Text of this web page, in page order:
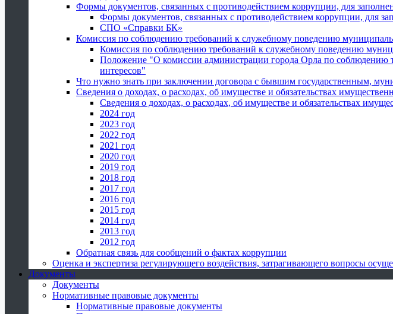
Формы документов, связанных с противодействием коррупции, для
Формы документов, связанных с противодействием коррупции, для
СПО «Справки БК»
Комиссия по соблюдению требований к служебному поведению
Комиссия по соблюдению требований к служебному поведению
Положение "О комиссии администрации города Орла по
интересов"
Что нужно знать при заключении договора с бывшим государственным,
Сведения о доходах, о расходах, об имуществе и обязательствах
Сведения о доходах, о расходах, об имуществе и обязательствах
2024 год
2023 год
2022 год
2021 год
2020 год
2019 год
2018 год
2017 год
2016 год
2015 год
2014 год
2013 год
2012 год
Обратная связь для сообщений о фактах коррупции
Оценка и экспертиза регулирующего воздействия, затрагивающего вопросы
Документы
Документы
Нормативные правовые документы
Нормативные правовые документы